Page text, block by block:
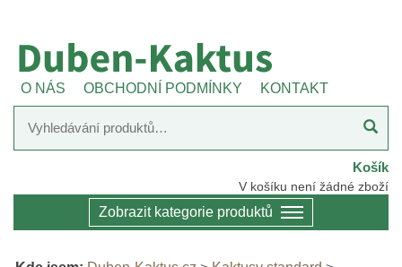
O NÁS OBCHODNÍ PODMÍNKY KONTAKT
Košík
V košíku není žádné zboží
Zobrazit kategorie produktů